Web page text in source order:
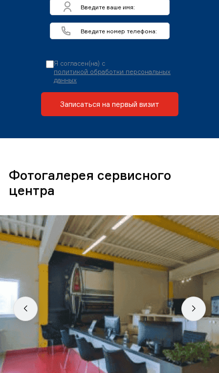
Я согласен(на) с
политикой обработки персональных
данных
Записаться на первый визит
Фотогалерея сервисного
центра